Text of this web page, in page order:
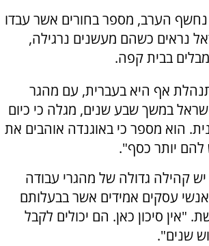
הערב, מספר בחורים אשר עבדו
נראים כשהם מעשנים נרגילה,
בבית קפה.
אף היא בעברית, עם מהגר
במשך שבע שנים, מגלה כי כיום
הוא מספר כי באוגנדה אוהבים את
להם יותר כסף".
קהילה גדולה של מהגרי עבודה
עסקים אמידים אשר בבעלותם
"אין סיכון כאן. הם יכולים לקבל
שנים".